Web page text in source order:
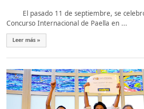
El pasado 11 de septiembre, se celebró
Concurso Internacional de Paella en ...
Leer más »